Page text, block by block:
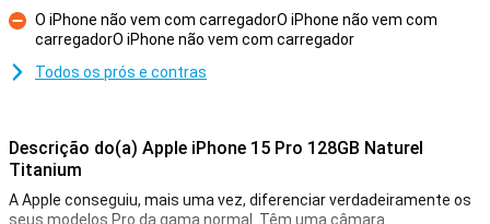
Contras
O iPhone não vem com carregadorO iPhone não vem com
carregadorO iPhone não vem com carregador
Todos os prós e contras
Descrição do(a) Apple iPhone 15 Pro 128GB Naturel
Titanium
A Apple conseguiu, mais uma vez, diferenciar verdadeiramente os
seus modelos Pro da gama normal. Têm uma câmara